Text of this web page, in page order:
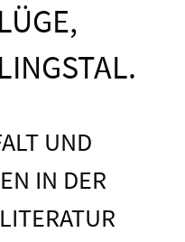
UND
IN DER